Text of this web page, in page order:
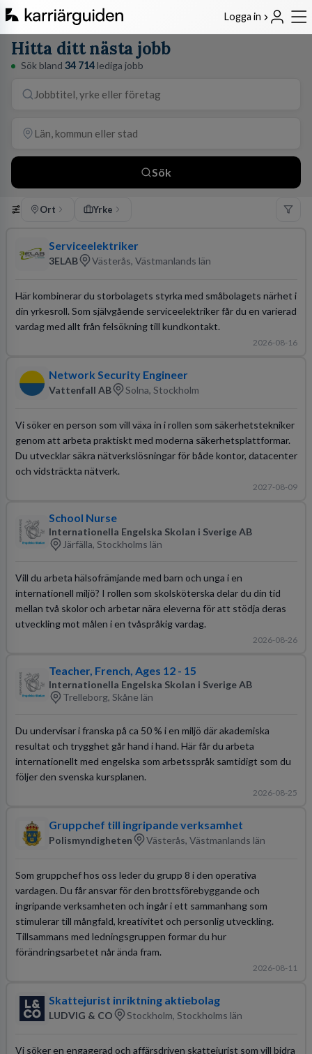
Logga in
Hitta ditt nästa jobb
Sök bland 34 714 lediga jobb
Sök
Ort Yrke
Serviceelektriker
3ELAB Västerås, Västmanlands län
Här kombinerar du storbolagets styrka med småbolagets närhet i
din yrkesroll. Som självgående serviceelektriker får du en varierad
vardag med allt från felsökning till kundkontakt.
2026-08-16
Network Security Engineer
Vattenfall AB Solna, Stockholm
Vi söker en person som vill växa in i rollen som säkerhetstekniker
genom att arbeta praktiskt med moderna säkerhetsplattformar.
Du utvecklar säkra nätverkslösningar för både kontor, datacenter
och vidsträckta nätverk.
2027-08-09
School Nurse
Internationella Engelska Skolan i Sverige AB
Järfälla, Stockholms län
Vill du arbeta hälsofrämjande med barn och unga i en
internationell miljö? I rollen som skolsköterska delar du din tid
mellan två skolor och arbetar nära eleverna för att stödja deras
utveckling mot målen i en tvåspråkig vardag.
2026-08-26
Teacher, French, Ages 12 - 15
Internationella Engelska Skolan i Sverige AB
Trelleborg, Skåne län
Du undervisar i franska på ca 50 % i en miljö där akademiska
resultat och trygghet går hand i hand. Här får du arbeta
internationellt med engelska som arbetsspråk samtidigt som du
följer den svenska kursplanen.
2026-08-25
Gruppchef till ingripande verksamhet
Polismyndigheten Västerås, Västmanlands län
Som gruppchef hos oss leder du grupp 8 i den operativa
vardagen. Du får ansvar för den brottsförebyggande och
ingripande verksamheten och ingår i ett sammanhang som
stimulerar till mångfald, kreativitet och personlig utveckling.
Tillsammans med ledningsgruppen formar du hur
förändringsarbetet når ända fram.
2026-08-11
Skattejurist inriktning aktiebolag
LUDVIG & CO Stockholm, Stockholms län
Vi söker en engagerad och affärsdriven skattejurist som vill bidra